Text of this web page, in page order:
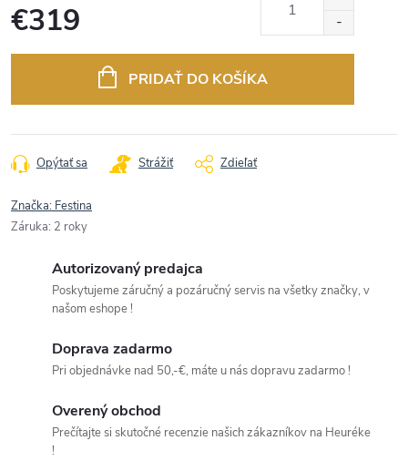
€319
PRIDAŤ DO KOŠÍKA
Opýtať sa Strážiť Zdieľať
Značka: Festina
Záruka: 2 roky
Autorizovaný predajca
Poskytujeme záručný a pozáručný servis na všetky značky, v
našom eshope !
Doprava zadarmo
Pri objednávke nad 50,-€, máte u nás dopravu zadarmo !
Overený obchod
Prečítajte si skutočné recenzie našich zákazníkov na Heuréke
!